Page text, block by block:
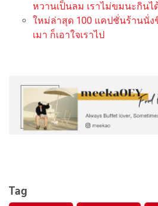
หวานเป็นลม เราไม่ขมนะกินไ
ใหม่ล่าสุด 100 แคปชั่นร้านนั่
เมา ก็เอาใจเราไป
Tag